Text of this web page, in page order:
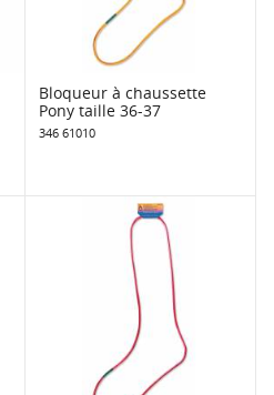
Bloqueur à chaussette
Pony taille 36-37
346 61010